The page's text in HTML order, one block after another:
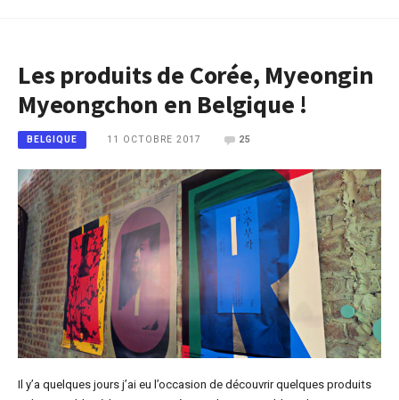
Les produits de Corée, Myeongin
Myeongchon en Belgique !
BELGIQUE 11 OCTOBRE 2017 25
Il y’a quelques jours j’ai eu l’occasion de découvrir quelques produits